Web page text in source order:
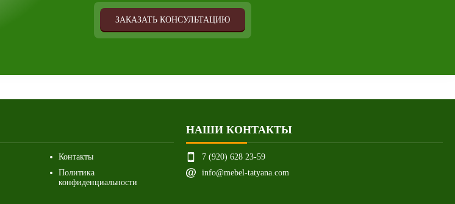
ЗАКАЗАТЬ КОНСУЛЬТАЦИЮ
Контакты
Политика
конфиденциальности
НАШИ КОНТАКТЫ
7 (920) 628 23-59
info@mebel-tatyana.com